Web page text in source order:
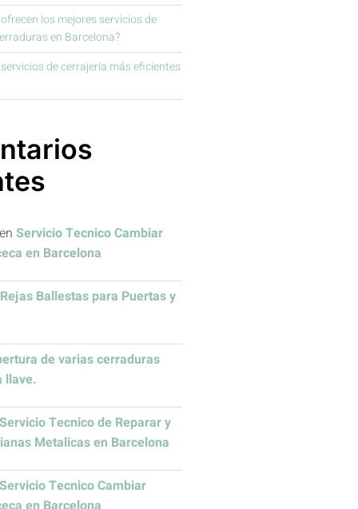
los mejores servicios de
en Barcelona?
de cerrajería más eficientes
Servicio Tecnico Cambiar
en Barcelona
Rejas Ballestas para Puertas y
de varias cerraduras
llave.
Tecnico de Reparar y
Metalicas en Barcelona
Tecnico Cambiar